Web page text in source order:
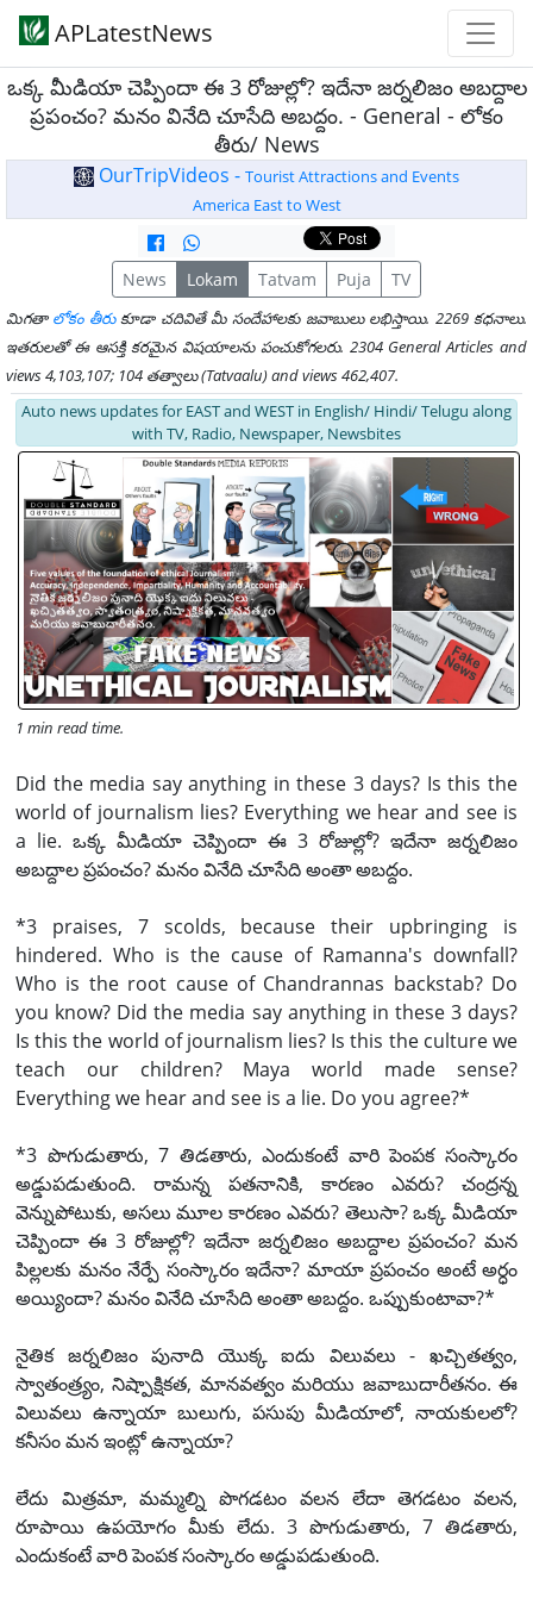
APLatestNews
ఒక్క మీడియా చెప్పిందా ఈ 3 రోజుల్లో? ఇదేనా జర్నలిజం అబద్దాల
ప్రపంచం? మనం వినేది చూసేది అబద్దం. - General - లోకం
తీరు/ News
OurTripVideos - Tourist Attractions and Events
America East to West
News Lokam Tatvam Puja TV
మిగతా లోకం తీరుకూడా చదివితే మీ సందేహాలకు జవాబులు లభిస్తాయి. 2269 కధనాలు.
ఇతరులతో ఈ ఆసక్తి కరమైన విషయాలను పంచుకోగలరు. 2304 General Articles and
views 4,103,107; 104 తత్వాలు (Tatvaalu) and views 462,407.
Auto news updates for EAST and WEST in English/ Hindi/ Telugu along
with TV, Radio, Newspaper, Newsbites
1 min read time.
Did the media say anything in these 3 days? Is this the
world of journalism lies? Everything we hear and see is
a lie. ఒక్క మీడియా చెప్పిందా ఈ 3 రోజుల్లో? ఇదేనా జర్నలిజం
అబద్దాల ప్రపంచం? మనం వినేది చూసేది అంతా అబద్దం.
*3 praises, 7 scolds, because their upbringing is
hindered. Who is the cause of Ramanna's downfall?
Who is the root cause of Chandrannas backstab? Do
you know? Did the media say anything in these 3 days?
Is this the world of journalism lies? Is this the culture we
teach our children? Maya world made sense?
Everything we hear and see is a lie. Do you agree?*
*3 పొగుడుతారు, 7 తిడతారు, ఎందుకంటే వారి పెంపక సంస్కారం
అడ్డుపడుతుంది. రామన్న పతనానికి, కారణం ఎవరు? చంద్రన్న
వెన్నుపోటుకు, అసలు మూల కారణం ఎవరు? తెలుసా? ఒక్క మీడియా
చెప్పిందా ఈ 3 రోజుల్లో? ఇదేనా జర్నలిజం అబద్దాల ప్రపంచం? మన
పిల్లలకు మనం నేర్పే సంస్కారం ఇదేనా? మాయా ప్రపంచం అంటే అర్ధం
అయ్యిందా? మనం వినేది చూసేది అంతా అబద్దం. ఒప్పుకుంటావా?*
నైతిక జర్నలిజం పునాది యొక్క ఐదు విలువలు - ఖచ్చితత్వం,
స్వాతంత్ర్యం, నిష్పాక్షికత, మానవత్వం మరియు జవాబుదారీతనం. ఈ
విలువలు ఉన్నాయా బులుగు, పసుపు మీడియాలో, నాయకులలో?
కనీసం మన ఇంట్లో ఉన్నాయా?
లేదు మిత్రమా, మమ్మల్ని పొగడటం వలన లేదా తెగడటం వలన,
రూపాయి ఉపయోగం మీకు లేదు. 3 పొగుడుతారు, 7 తిడతారు,
ఎందుకంటే వారి పెంపక సంస్కారం అడ్డుపడుతుంది.